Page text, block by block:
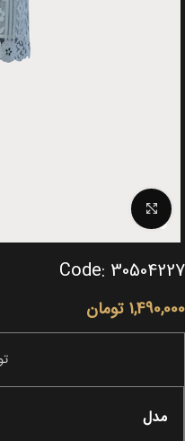
Click to enlarge
Code: 30504227
1,490,000 تومان
مدل